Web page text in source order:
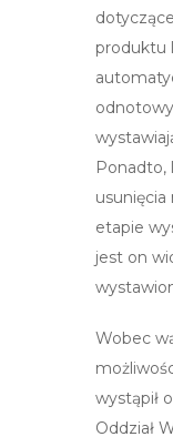
produktu
Ponadto,
usunięcia
etapie
jest on
Wobec
wystąpił
Oddział